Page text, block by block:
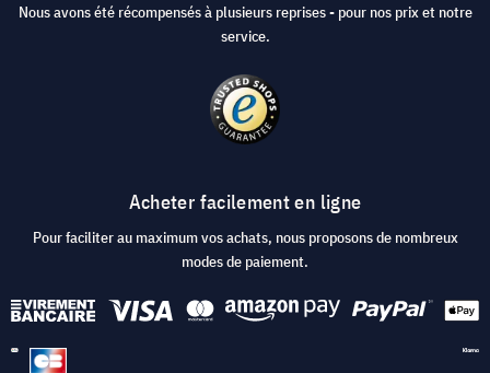
Nous avons été récompensés à plusieurs reprises - pour nos prix et notre
service.
Acheter facilement en ligne
Pour faciliter au maximum vos achats, nous proposons de nombreux
modes de paiement.